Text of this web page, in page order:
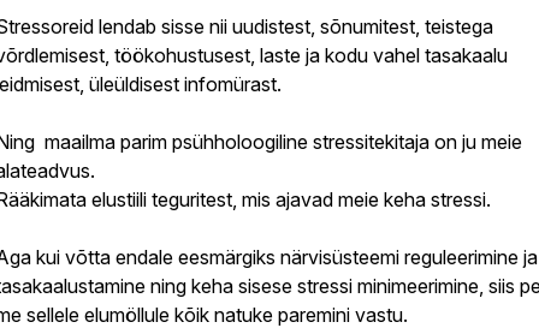
lendab sisse nii uudistest, sõnumitest, teistega
töökohustusest, laste ja kodu vahel tasakaalu
üleüldisest infomürast.
maailma parim psühholoogiline stressitekitaja on ju meie
elustiili teguritest, mis ajavad meie keha stressi.
kui võtta endale eesmärgiks närvisüsteemi reguleerimine ja
ning keha sisese stressi minimeerimine, siis
sellele elumöllule kõik natuke paremini vastu.